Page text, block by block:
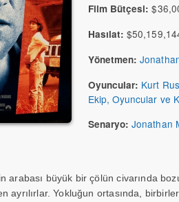
Film Bütçesi:
Hasılat:
Yönetmen:
Oyuncular: Kurt
Ekip, Oyuncular ve
Senaryo: Jonathan
arabası büyük bir çölün civarında
ayrılırlar. Yokluğun ortasında,